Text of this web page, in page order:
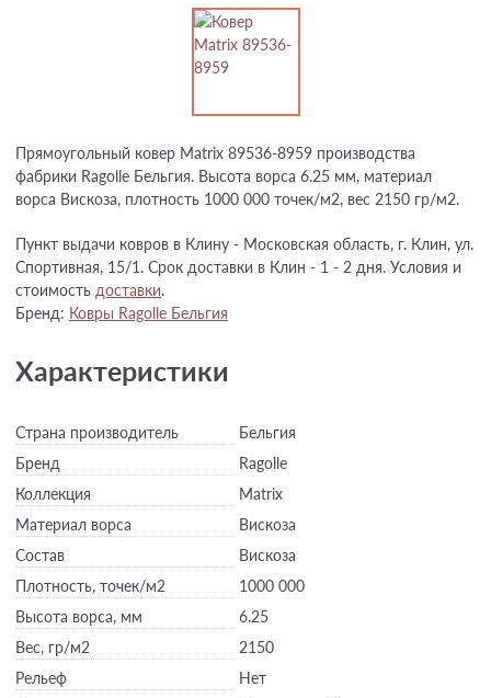
Прямоугольный ковер Matrix 89536-8959 производства
фабрики Ragolle Бельгия. Высота ворса 6.25 мм, материал
ворса Вискоза, плотность 1000 000 точек/м2, вес 2150 гр/м2.
Пункт выдачи ковров в Клину - Московская область, г. Клин, ул.
Спортивная, 15/1. Срок доставки в Клин - 1 - 2 дня. Условия и
стоимость доставки.
Бренд: Ковры Ragolle Бельгия
Характеристики
Страна производитель
Бельгия
Бренд
Ragolle
Коллекция
Matrix
Материал ворса
Вискоза
Состав
Вискоза
Плотность, точек/м2
1000 000
Высота ворса, мм
6.25
Вес, гр/м2
2150
Рельеф
Нет